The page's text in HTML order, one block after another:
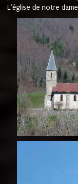
L'église de notre